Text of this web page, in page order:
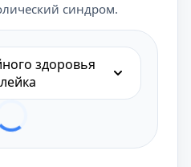
синдром.
здоровья